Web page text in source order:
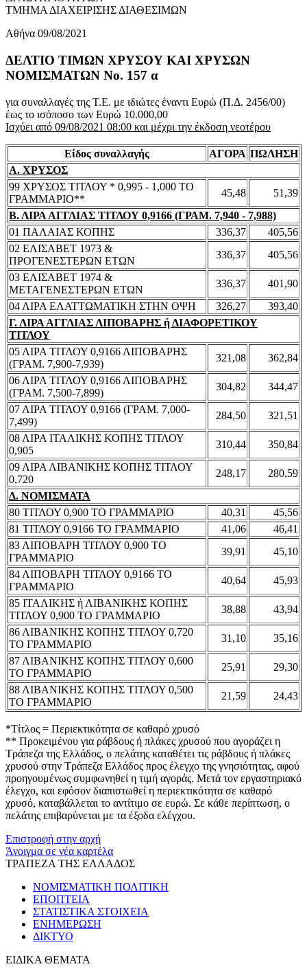
ΤΜΗΜΑ ΔΙΑΧΕΙΡΙΣΗΣ ΔΙΑΘΕΣΙΜΩΝ
Αθήνα 09/08/2021
ΔΕΛΤΙΟ ΤΙΜΩΝ ΧΡΥΣΟΥ ΚΑΙ ΧΡΥΣΩΝ
ΝΟΜΙΣΜΑΤΩΝ No. 157 α
για συναλλαγές της Τ.Ε. με ιδιώτες έναντι Ευρώ (Π.Δ. 2456/00)
έως το ισόποσο των Ευρώ 10.000,00
Ισχύει από 09/08/2021 08:00 και μέχρι την έκδοση νεοτέρου
Είδος συναλλαγής ΑΓΟΡΑ ΠΩΛΗΣΗ
Α. ΧΡΥΣΟΣ
99 ΧΡΥΣΟΣ ΤΙΤΛΟΥ * 0,995 - 1,000 ΤΟ
ΓΡΑΜΜΑΡΙΟ**
45,48
51,39
Β. ΛΙΡΑ ΑΓΓΛΙΑΣ ΤΙΤΛΟΥ 0,9166 (ΓΡΑΜ. 7,940 - 7,988)
01 ΠΑΛΑΙΑΣ ΚΟΠΗΣ
336,37
405,56
02 ΕΛΙΣΑΒΕΤ 1973 &
ΠΡΟΓΕΝΕΣΤΕΡΩΝ ΕΤΩΝ
336,37
405,56
03 ΕΛΙΣΑΒΕΤ 1974 &
ΜΕΤΑΓΕΝΕΣΤΕΡΩΝ ΕΤΩΝ
336,37
401,90
04 ΛΙΡΑ ΕΛΑΤΤΩΜΑΤΙΚΗ ΣΤΗΝ ΟΨΗ
326,27
393,40
Γ. ΛΙΡΑ ΑΓΓΛΙΑΣ ΛΙΠΟΒΑΡΗΣ ή ΔΙΑΦΟΡΕΤΙΚΟΥ
ΤΙΤΛΟΥ
05 ΛΙΡΑ ΤΙΤΛΟΥ 0,9166 ΛΙΠΟΒΑΡΗΣ
(ΓΡΑΜ. 7,900-7,939)
321,08
362,84
06 ΛΙΡΑ ΤΙΤΛΟΥ 0,9166 ΛΙΠΟΒΑΡΗΣ
(ΓΡΑΜ. 7,500-7,899)
304,82
344,47
07 ΛΙΡΑ ΤΙΤΛΟΥ 0,9166 (ΓΡΑΜ. 7,000-
7,499)
284,50
321,51
08 ΛΙΡΑ ΙΤΑΛΙΚΗΣ ΚΟΠΗΣ ΤΙΤΛΟΥ
0,905
310,44
350,84
09 ΛΙΡΑ ΛΙΒΑΝΙΚΗΣ ΚΟΠΗΣ ΤΙΤΛΟΥ
0,720
248,17
280,59
Δ. ΝΟΜΙΣΜΑΤΑ
80 ΤΙΤΛΟΥ 0,900 ΤΟ ΓΡΑΜΜΑΡΙΟ
40,31
45,56
81 ΤΙΤΛΟΥ 0,9166 ΤΟ ΓΡΑΜΜΑΡΙΟ
41,06
46,41
83 ΛΙΠΟΒΑΡΗ ΤΙΤΛΟΥ 0,900 ΤΟ
ΓΡΑΜΜΑΡΙΟ
39,91
45,10
84 ΛΙΠΟΒΑΡΗ ΤΙΤΛΟΥ 0,9166 ΤΟ
ΓΡΑΜΜΑΡΙΟ
40,64
45,93
85 ΙΤΑΛΙΚΗΣ ή ΛΙΒΑΝΙΚΗΣ ΚΟΠΗΣ
ΤΙΤΛΟΥ 0,900 ΤΟ ΓΡΑΜΜΑΡΙΟ
38,88
43,94
86 ΛΙΒΑΝΙΚΗΣ ΚΟΠΗΣ ΤΙΤΛΟΥ 0,720
ΤΟ ΓΡΑΜΜΑΡΙΟ
31,10
35,16
87 ΛΙΒΑΝΙΚΗΣ ΚΟΠΗΣ ΤΙΤΛΟΥ 0,600
ΤΟ ΓΡΑΜΜΑΡΙΟ
25,91
29,30
88 ΛΙΒΑΝΙΚΗΣ ΚΟΠΗΣ ΤΙΤΛΟΥ 0,500
ΤΟ ΓΡΑΜΜΑΡΙΟ
21,59 24,43
*Τίτλος = Περιεκτικότητα σε καθαρό χρυσό
** Προκειμένου για ράβδους ή πλάκες χρυσού που αγοράζει η
Τράπεζα της Ελλάδος, ο πελάτης καταθέτει τις ράβδους ή πλάκες
χρυσού στην Τράπεζα Ελλάδος προς έλεγχο της γνησιότητας, αφού
προηγουμένως συμφωνηθεί η τιμή αγοράς. Μετά τον εργαστηριακό
έλεγχο, και εφόσον διαπιστωθεί η περιεκτικότητα σε καθαρό
χρυσό, καταβάλλεται το αντίτιμο σε ευρώ. Σε κάθε περίπτωση, ο
πελάτης επιβαρύνεται με τα έξοδα ελέγχου.
Επιστροφή στην αρχή
Άνοιγμα σε νέα καρτέλα
ΤΡΑΠΕΖΑ ΤΗΣ ΕΛΛΑΔΟΣ
ΝΟΜΙΣΜΑΤΙΚΗ ΠΟΛΙΤΙΚΗ
ΕΠΟΠΤΕΙΑ
ΣΤΑΤΙΣΤΙΚΑ ΣΤΟΙΧΕΙΑ
ΕΝΗΜΕΡΩΣΗ
ΔΙΚΤΥΟ
ΕΙΔΙΚΑ ΘΕΜΑΤΑ